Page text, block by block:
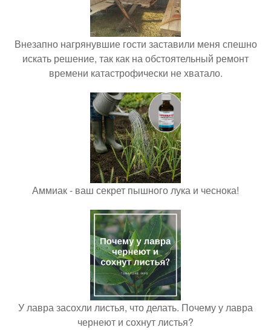
Внезапно нагрянувшие гости заставили меня спешно
искать решение, так как на обстоятельный ремонт
времени катастрофически не хватало.
Аммиак - ваш секрет пышного лука и чеснока!
У лавра засохли листья, что делать. Почему у лавра
чернеют и сохнут листья?